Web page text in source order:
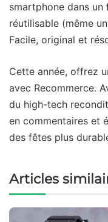
smartphone dans un
réutilisable (même
Facile, original et
Cette année, offrez
avec Recommerce.
du high-tech
en commentaires et
des fêtes plus
Articles